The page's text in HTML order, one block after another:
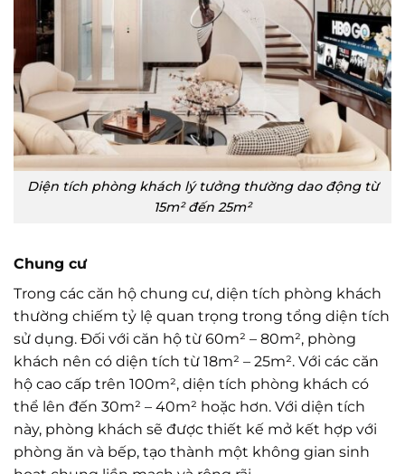
Diện tích phòng khách lý tưởng thường dao động từ
15m² đến 25m²
Chung cư
Trong các căn hộ chung cư, diện tích phòng khách
thường chiếm tỷ lệ quan trọng trong tổng diện tích
sử dụng. Đối với căn hộ từ 60m² – 80m², phòng
khách nên có diện tích từ 18m² – 25m². Với các căn
hộ cao cấp trên 100m², diện tích phòng khách có
thể lên đến 30m² – 40m² hoặc hơn. Với diện tích
này, phòng khách sẽ được thiết kế mở kết hợp với
phòng ăn và bếp, tạo thành một không gian sinh